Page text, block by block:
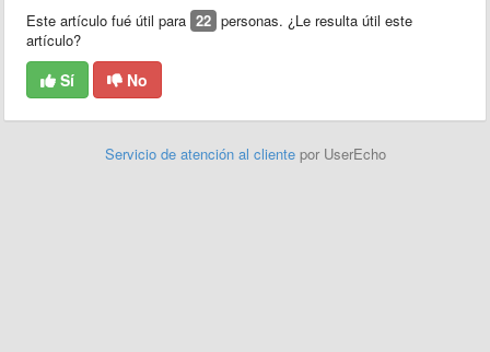
Este artículo fué útil para 22 personas. ¿Le resulta útil este
artículo?
Sí No
Servicio de atención al cliente por UserEcho